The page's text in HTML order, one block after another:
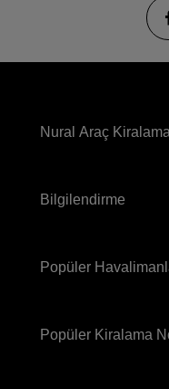
Nural Araç Kiralama
Bilgilendirme
Popüler
Popüler Kiralama